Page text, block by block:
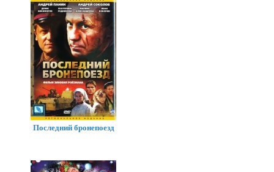
Последний бронепоезд